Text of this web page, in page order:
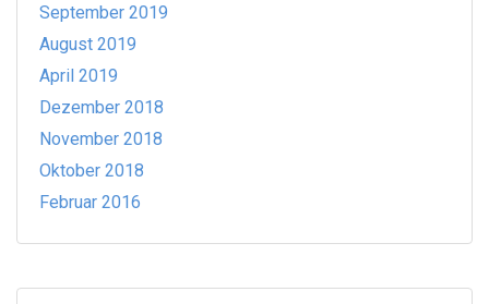
September 2019
August 2019
April 2019
Dezember 2018
November 2018
Oktober 2018
Februar 2016